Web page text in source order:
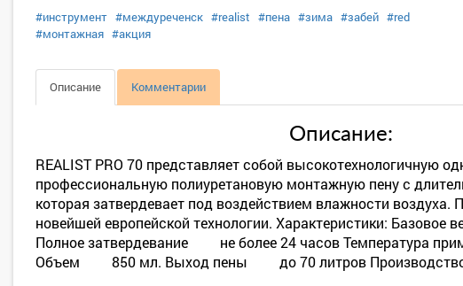
#инструмент #междуреченск #realist #пена #зима #забей #red
#монтажная #акция
Описание Комментарии
Описание:
REALIST PRO 70 представляет собой высокотехнологичную
профессиональную полиуретановую монтажную пену с
которая затвердевает под воздействием влажности воздуха.
новейшей европейской технологии. Характеристики:
Полное затвердевание не более 24 часов Температура
Объем 850 мл. Выход пены до 70 литров